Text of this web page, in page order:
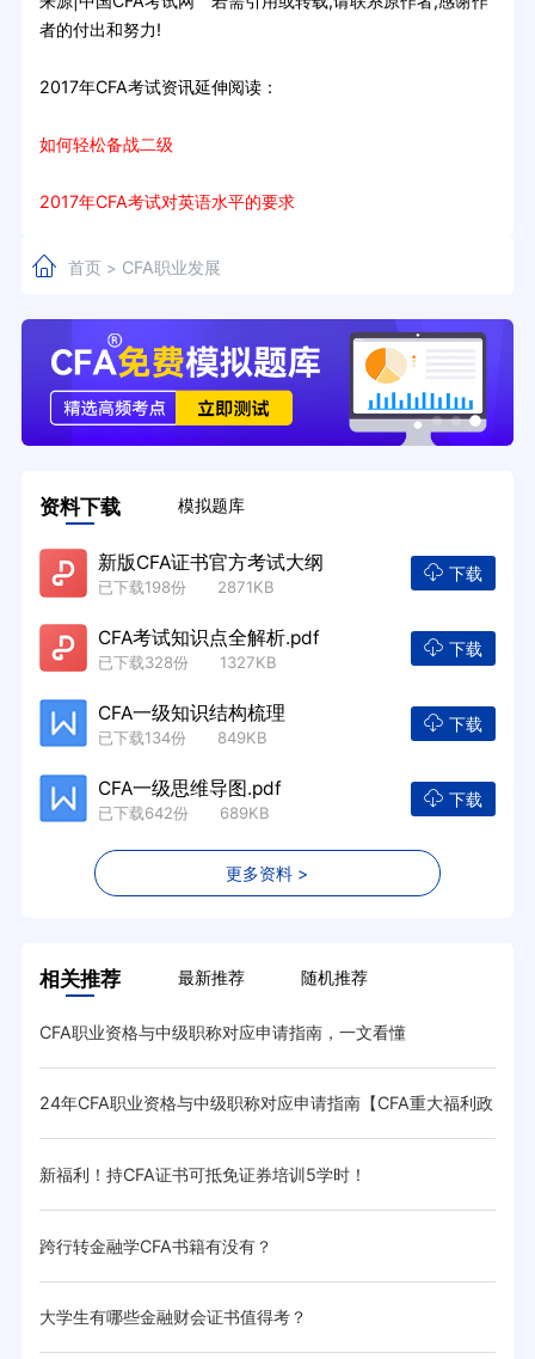
者的付出和努力!
2017年CFA考试资讯延伸阅读：
如何轻松备战二级
2017年CFA考试对英语水平的要求
首页> CFA职业发展
资料下载 模拟题库
新版CFA证书官方考试大纲
已下载198份 2871KB
下载
CFA考试知识点全解析.pdf
已下载328份 1327KB
下载
CFA一级知识结构梳理
已下载134份 849KB
下载
CFA一级思维导图.pdf
已下载642份 689KB
下载
更多资料 >
相关推荐 最新推荐 随机推荐
CFA职业资格与中级职称对应申请指南，一文看懂
24年CFA职业资格与中级职称对应申请指南【CFA重大福利政
策】
新福利！持CFA证书可抵免证券培训5学时！
跨行转金融学CFA书籍有没有？
大学生有哪些金融财会证书值得考？